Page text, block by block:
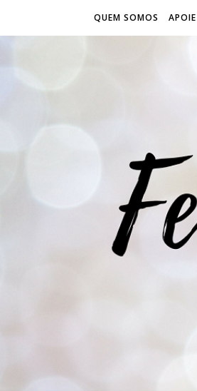
QUEM SOMOS APOIE